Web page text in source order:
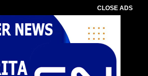
CLOSE ADS